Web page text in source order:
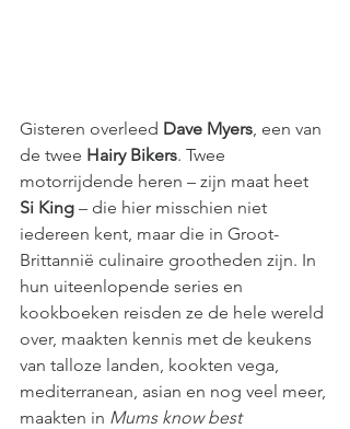
Gisteren overleed Dave Myers, een van
de twee Hairy Bikers. Twee
motorrijdende heren – zijn maat heet
Si King – die hier misschien niet
iedereen kent, maar die in Groot-
Brittannië culinaire grootheden zijn. In
hun uiteenlopende series en
kookboeken reisden ze de hele wereld
over, maakten kennis met de keukens
van talloze landen, kookten vega,
mediterranean, asian en nog veel meer,
maakten in Mums know best